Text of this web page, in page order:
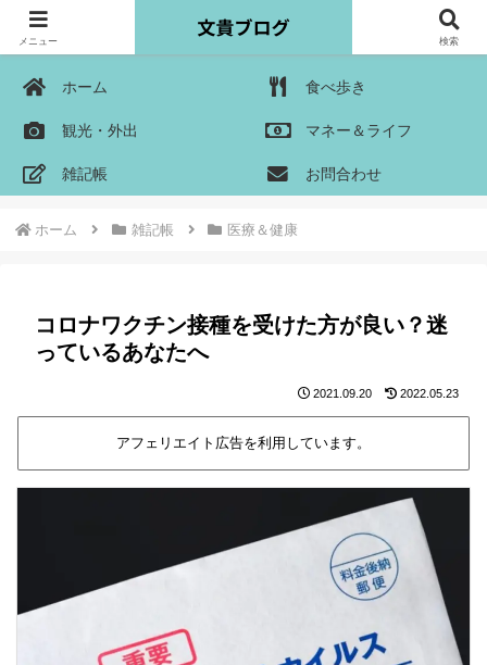
ホーム 食べ歩き
観光・外出 マネー＆ライフ
雑記帳 お問合わせ
ホーム 雑記帳 医療＆健康
コロナワクチン接種を受けた方が良い？迷
っているあなたへ
2021.09.20 2022.05.23
アフェリエイト広告を利用しています。
メニュー 検索